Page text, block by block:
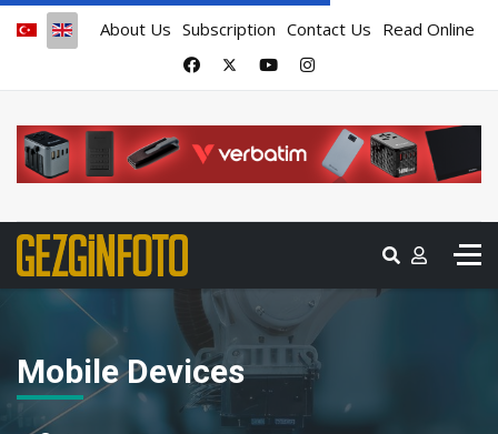
About Us Subscription Contact Us Read Online
Mobile Devices